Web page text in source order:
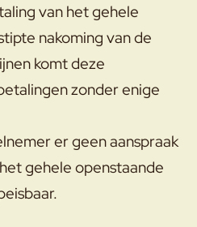
van het gehele
nakoming van de
komt deze
zonder enige
er geen aanspraak
gehele openstaande